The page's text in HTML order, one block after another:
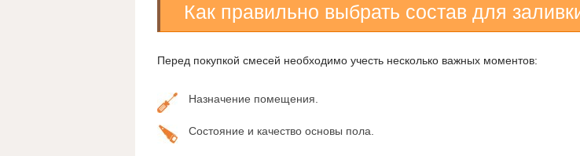
Как правильно выбрать состав для
Перед покупкой смесей необходимо учесть несколько важных моментов:
Назначение помещения.
Состояние и качество основы пола.